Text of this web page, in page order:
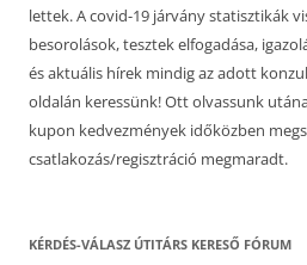
lettek. A covid-19 járvány statisztikák
besorolások, tesztek elfogadása,
és aktuális hírek mindig az adott
oldalán keressünk! Ott olvassunk
kupon kedvezmények időközben
csatlakozás/regisztráció megmaradt.
KÉRDÉS-VÁLASZ ÚTITÁRS KERESŐ FÓRUM